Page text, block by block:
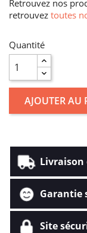
Retrouvez nos
retrouvez toutes
Quantité
AJOUTER AU
Garantie
Site